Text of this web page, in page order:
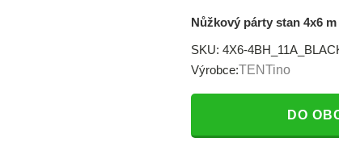
Nůžkový párty stan 4x6
SKU:4X6-
Výrobce:TENTino
DO